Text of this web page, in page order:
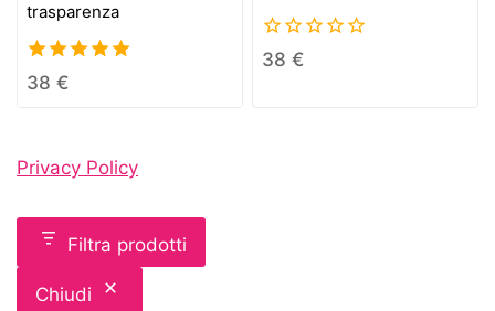
trasparenza
5.00
38 €
0
38 €
Privacy Policy
Filtra prodotti
Chiudi